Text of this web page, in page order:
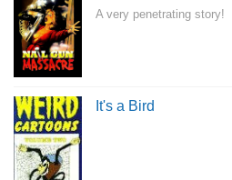
A very penetrating story!
It's a Bird